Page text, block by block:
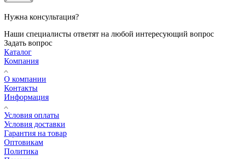
Нужна консультация?
Наши специалисты ответят на любой интересующий вопрос
Задать вопрос
Каталог
Компания
О компании
Контакты
Информация
Условия оплаты
Условия доставки
Гарантия на товар
Оптовикам
Политика